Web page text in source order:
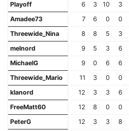
Playoff 6 3 10 3
Amadee73
7 6 0 0
Threewide_Nina
8 8 5 3
melnord
9 5 3 6
MichaelG
9 0 6 6
Threewide_Mario
11 3 0 0
klanord
12 3 3 6
FreeMatt60
12 8 0 0
PeterG
12 3 3 8